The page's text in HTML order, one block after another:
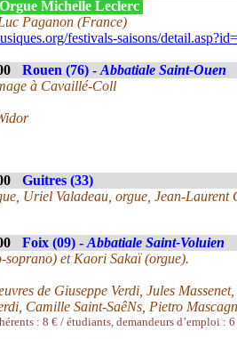
Michelle Leclerc
Paganon (France)
festivals-saisons/
Rouen (76) - Abbatiale Saint-Ouen
à Cavaillé-Coll
Guitres (33)
Uriel Valadeau, orgue, Jean-Laurent
Foix (09) - Abbatiale Saint-Voluien
soprano) et Kaori Sakaï (orgue).
de Giuseppe Verdi, Jules
Camille Saint-SaêNs, Pietro
: 8 € / étudiants, demandeurs d’emploi :